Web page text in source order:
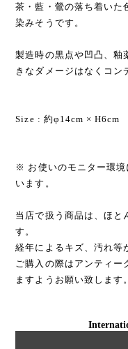
茶・藍・鶯の落ち着いた
染みそうです。
製造時の黒点や凹凸、釉
きなダメージはなくコン
Size : 約φ14cm × H6cm
※ お使いのモニター環境
います。
当店で扱う商品は、ほと
す。
経年によるキズ、汚れ等
ご購入の際はアンティー
ますようお願い致します。